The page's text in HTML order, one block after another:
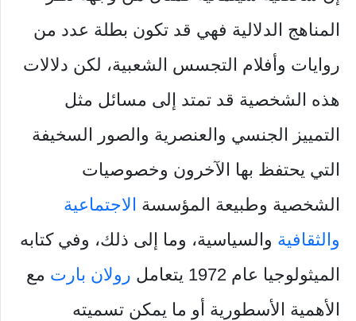
المناهج الدلالية فهي قد تكون بطلة عدد من
روايات وأفلام التجسس الشعبية، لكن دلالات
هذه الشخصية قد تمتد إلى مسائل مثل
التمييز الجنسي والعنصرية والصور السخيفة
التي يحتفظ بها الآخرون وخصوصيات
الشخصية وطبيعة المؤسسة الاجتماعية
والثقافية والسياسية، وما إلى ذلك، وفي كتابه
الميثولوجيا عام 1972 يتعامل
رولان بارت مع
الأهمية الأسطورية أو ما يمكن تسميته